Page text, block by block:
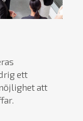
ett
att